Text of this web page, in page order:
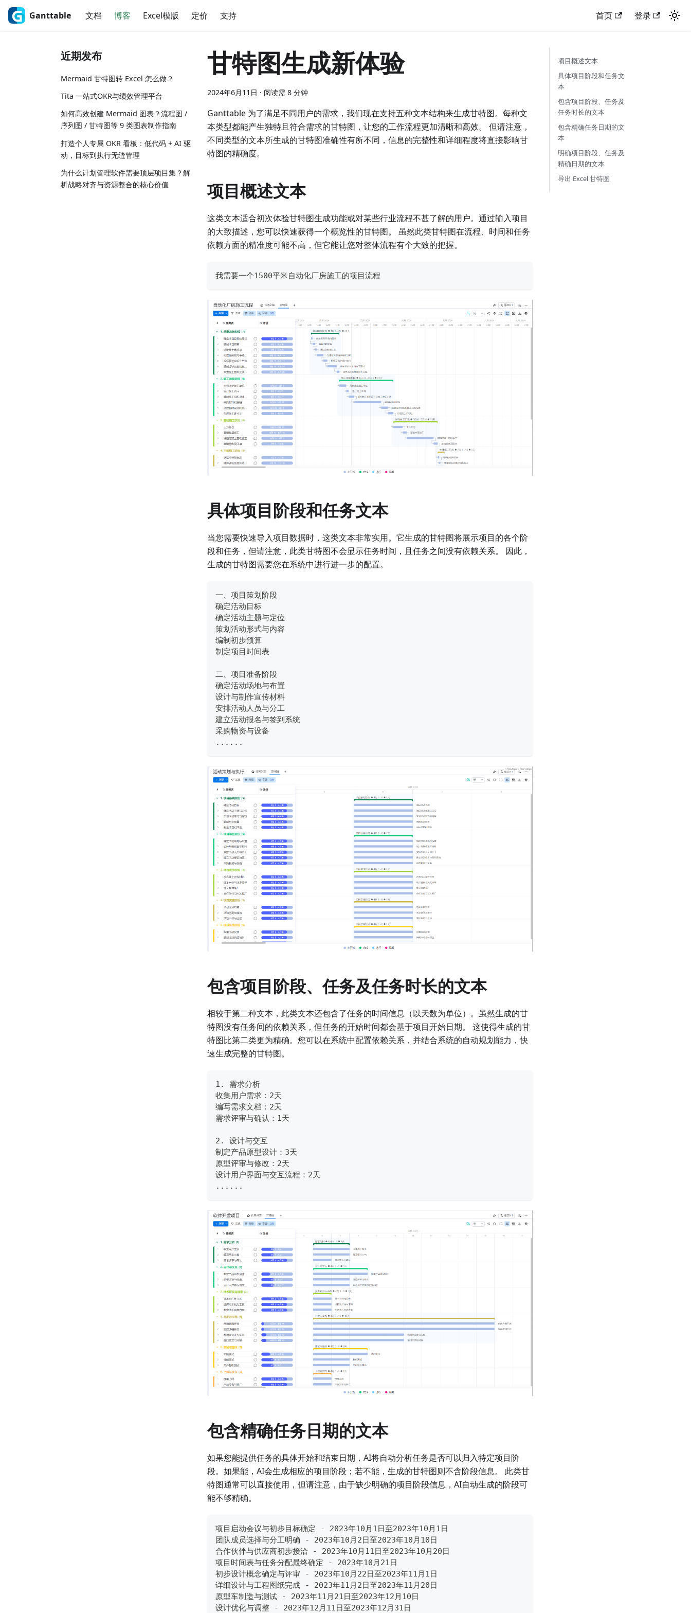
Ganttable 文档 博客 Excel模版 定价 支持 首页 登录
近期发布
Mermaid 甘特图转 Excel 怎么做？
Tita 一站式OKR与绩效管理平台
如何高效创建 Mermaid 图表？流程图 /
序列图 / 甘特图等 9 类图表制作指南
打造个人专属 OKR 看板：低代码 + AI 驱
动，目标到执行无缝管理
为什么计划管理软件需要顶层项目集？解
析战略对齐与资源整合的核心价值
甘特图生成新体验
2024年6月11日 · 阅读需 8 分钟
Ganttable 为了满足不同用户的需求，我们现在支持五种文本结构来生成甘特图。每种文
本类型都能产生独特且符合需求的甘特图，让您的工作流程更加清晰和高效。 但请注意，
不同类型的文本所生成的甘特图准确性有所不同，信息的完整性和详细程度将直接影响甘
特图的精确度。
项目概述文本
这类文本适合初次体验甘特图生成功能或对某些行业流程不甚了解的用户。通过输入项目
的大致描述，您可以快速获得一个概览性的甘特图。 虽然此类甘特图在流程、时间和任务
依赖方面的精准度可能不高，但它能让您对整体流程有个大致的把握。
我需要一个1500平米自动化厂房施工的项目流程
具体项目阶段和任务文本
当您需要快速导入项目数据时，这类文本非常实用。它生成的甘特图将展示项目的各个阶
段和任务，但请注意，此类甘特图不会显示任务时间，且任务之间没有依赖关系。 因此，
生成的甘特图需要您在系统中进行进一步的配置。
一、项目策划阶段
确定活动目标
确定活动主题与定位
策划活动形式与内容
编制初步预算
制定项目时间表
二、项目准备阶段
确定活动场地与布置
设计与制作宣传材料
安排活动人员与分工
建立活动报名与签到系统
采购物资与设备
......
包含项目阶段、任务及任务时长的文本
相较于第二种文本，此类文本还包含了任务的时间信息（以天数为单位）。虽然生成的甘
特图没有任务间的依赖关系，但任务的开始时间都会基于项目开始日期。 这使得生成的甘
特图比第二类更为精确。您可以在系统中配置依赖关系，并结合系统的自动规划能力，快
速生成完整的甘特图。
1. 需求分析
收集用户需求：2天
编写需求文档：2天
需求评审与确认：1天
2. 设计与交互
制定产品原型设计：3天
原型评审与修改：2天
设计用户界面与交互流程：2天
......
包含精确任务日期的文本
如果您能提供任务的具体开始和结束日期，AI将自动分析任务是否可以归入特定项目阶
段。如果能，AI会生成相应的项目阶段；若不能，生成的甘特图则不含阶段信息。 此类甘
特图通常可以直接使用，但请注意，由于缺少明确的项目阶段信息，AI自动生成的阶段可
能不够精确。
项目启动会议与初步目标确定 - 2023年10月1日至2023年10月1日
团队成员选择与分工明确 - 2023年10月2日至2023年10月10日
合作伙伴与供应商初步接洽 - 2023年10月11日至2023年10月20日
项目时间表与任务分配最终确定 - 2023年10月21日
初步设计概念确定与评审 - 2023年10月22日至2023年11月1日
详细设计与工程图纸完成 - 2023年11月2日至2023年11月20日
原型车制造与测试 - 2023年11月21日至2023年12月10日
设计优化与调整 - 2023年12月11日至2023年12月31日
项目概述文本
具体项目阶段和任务文
本
包含项目阶段、任务及
任务时长的文本
包含精确任务日期的文
本
明确项目阶段、任务及
精确日期的文本
导出 Excel 甘特图